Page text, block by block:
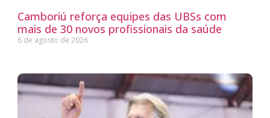
Camboriú reforça equipes das UBSs com
mais de 30 novos profissionais da saúde
6 de agosto de 2026